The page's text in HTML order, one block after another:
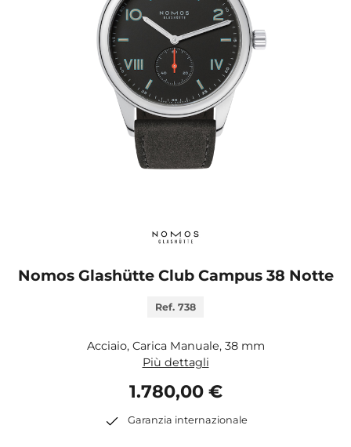
Nomos Glashütte Club Campus 38 Notte
Ref. 738
Acciaio, Carica Manuale, 38 mm
Più dettagli
1.780,00 €
Garanzia internazionale